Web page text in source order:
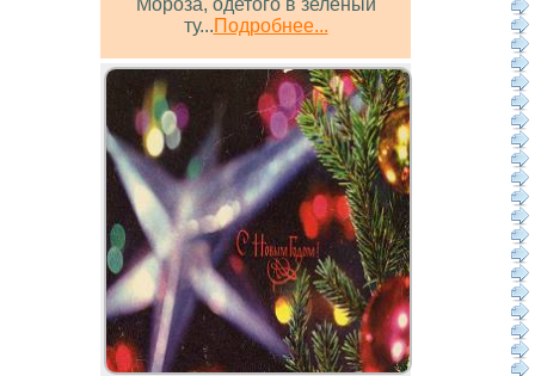
Мороза, одетого в зелёный
ту...Подробнее...